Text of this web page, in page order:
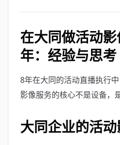
在大同做活动
年：经验与思考
8年在大同的活动直播执行中
影像服务的核心不是设备，
大同企业的活